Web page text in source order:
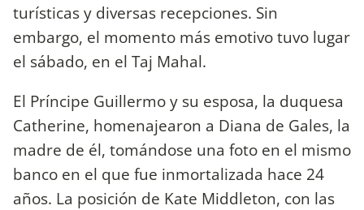
turísticas y diversas recepciones. Sin
embargo, el momento más emotivo tuvo lugar
el sábado, en el Taj Mahal.
El Príncipe Guillermo y su esposa, la duquesa
Catherine, homenajearon a Diana de Gales, la
madre de él, tomándose una foto en el mismo
banco en el que fue inmortalizada hace 24
años. La posición de Kate Middleton, con las